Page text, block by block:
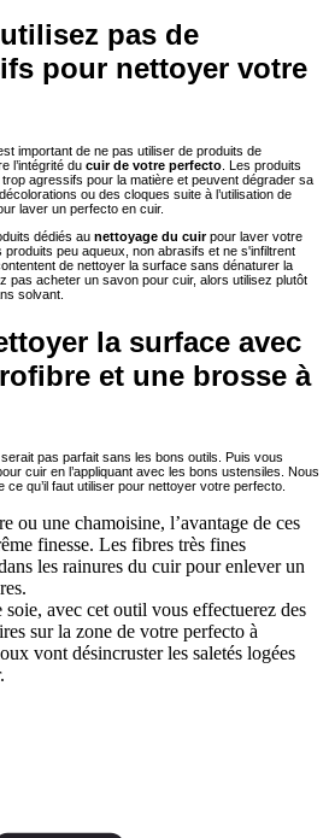
pas de
pour nettoyer votre
important de ne pas utiliser de produits de
l’intégrité du cuir de votre perfecto . Les produits
agressifs pour la matière et peuvent dégrader sa
ou des cloques suite à l’utilisation de
laver un perfecto en cuir.
dédiés au nettoyage du cuirpour laver votre
peu aqueux, non abrasifs et ne s'infiltrent
de nettoyer la surface sans dénaturer la
pas acheter un savon pour cuir, alors utilisez plutôt
solvant.
la surface avec
et une brosse à
pas parfait sans les bons outils. Puis vous
cuir en l’appliquant avec les bons ustensiles. Nous
qu’il faut utiliser pour nettoyer votre perfecto.
ou une chamoisine, l’avantage de ces
finesse. Les fibres très fines
les rainures du cuir pour enlever un
avec cet outil vous effectuerez des
sur la zone de votre perfecto à
vont désincruster les saletés logées